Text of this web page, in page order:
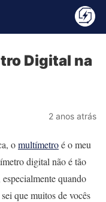
Digital na
2 anos atrás
omultímetroé o meu
digital não é tão
quando
que muitos de vocês